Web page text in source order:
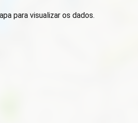
para visualizar os dados.